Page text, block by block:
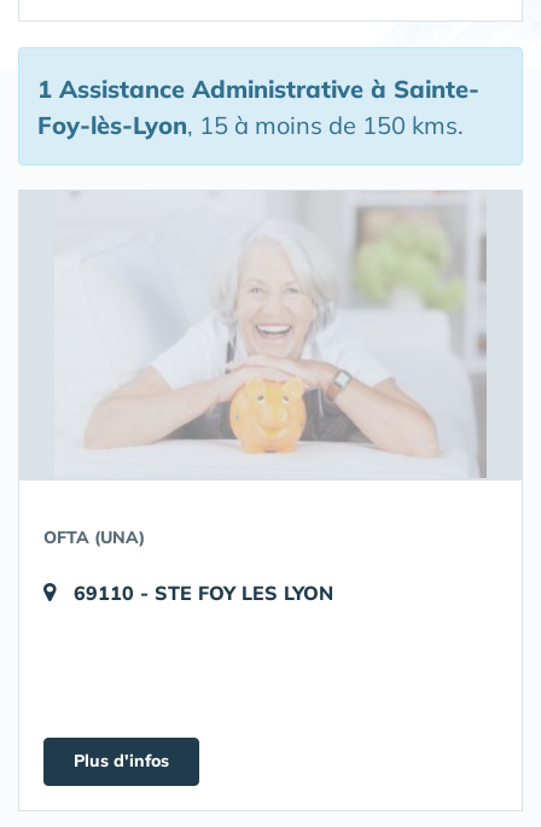
1 Assistance Administrative à Sainte-
Foy-lès-Lyon, 15 à moins de 150 kms.
OFTA (UNA)
69110 - STE FOY LES LYON
Plus d'infos